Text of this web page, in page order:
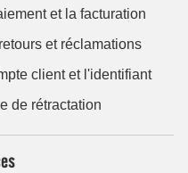
et la facturation
et réclamations
client et l'identifiant
de rétractation